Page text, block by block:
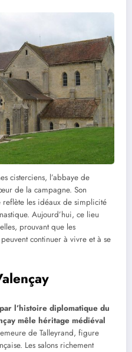
cisterciens, l’abbaye de
de la campagne. Son
reflète les idéaux de simplicité
Aujourd’hui, ce lieu
prouvant que les
continuer à vivre et à se
l’histoire diplomatique du
mêle héritage médiéval
de Talleyrand, figure
Les salons richement